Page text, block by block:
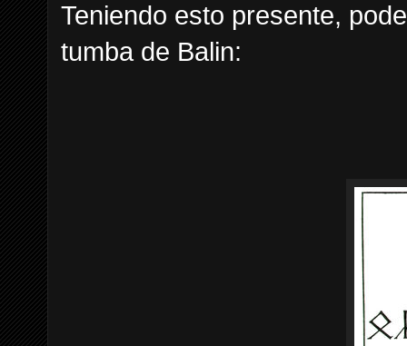
Teniendo esto presente,
tumba de Balin: